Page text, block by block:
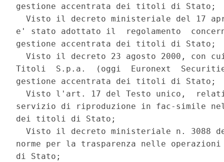
gestione accentrata dei titoli di Stato;
Visto il decreto ministeriale del 17
e' stato adottato il  regolamento
gestione accentrata dei titoli di Stato;
Visto il decreto 23 agosto 2000, con
Titoli  S.p.a.  (oggi  Euronext
gestione accentrata dei titoli di Stato;
Visto l'art. 17 del Testo unico,
servizio di riproduzione in fac-simile
dei titoli di Stato;
Visto il decreto ministeriale n. 3088
norme per la trasparenza nelle
di Stato;